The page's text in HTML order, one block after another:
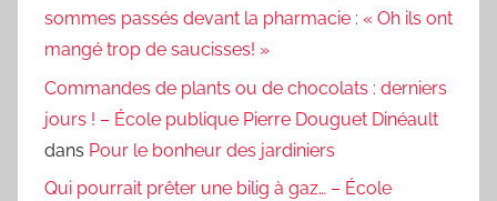
sommes passés devant la pharmacie : « Oh ils ont
mangé trop de saucisses! »
Commandes de plants ou de chocolats : derniers
jours ! – École publique Pierre Douguet Dinéault
dans Pour le bonheur des jardiniers
Qui pourrait prêter une bilig à gaz… – École